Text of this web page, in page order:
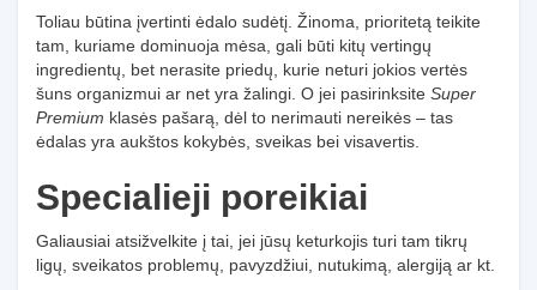
Toliau būtina įvertinti ėdalo sudėtį. Žinoma, prioritetą teikite
tam, kuriame dominuoja mėsa, gali būti kitų vertingų
ingredientų, bet nerasite priedų, kurie neturi jokios vertės
šuns organizmui ar net yra žalingi. O jei pasirinksite Super
Premium klasės pašarą, dėl to nerimauti nereikės – tas
ėdalas yra aukštos kokybės, sveikas bei visavertis.
Specialieji poreikiai
Galiausiai atsižvelkite į tai, jei jūsų keturkojis turi tam tikrų
ligų, sveikatos problemų, pavyzdžiui, nutukimą, alergiją ar kt.